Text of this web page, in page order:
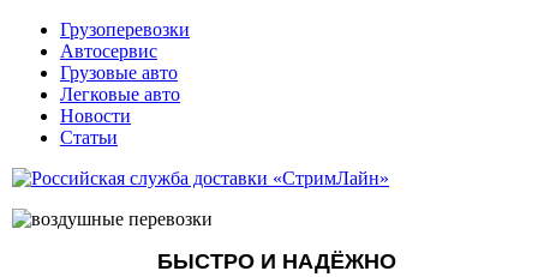
Грузоперевозки
Автосервис
Грузовые авто
Легковые авто
Новости
Статьи
БЫСТРО И НАДЁЖНО